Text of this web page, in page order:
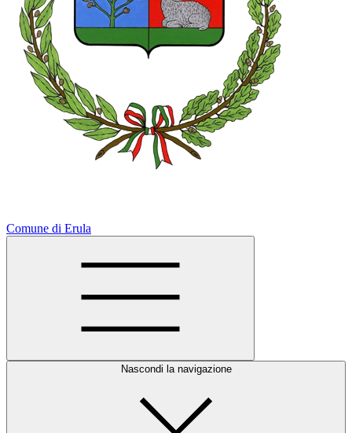
Comune di Erula
Nascondi la navigazione